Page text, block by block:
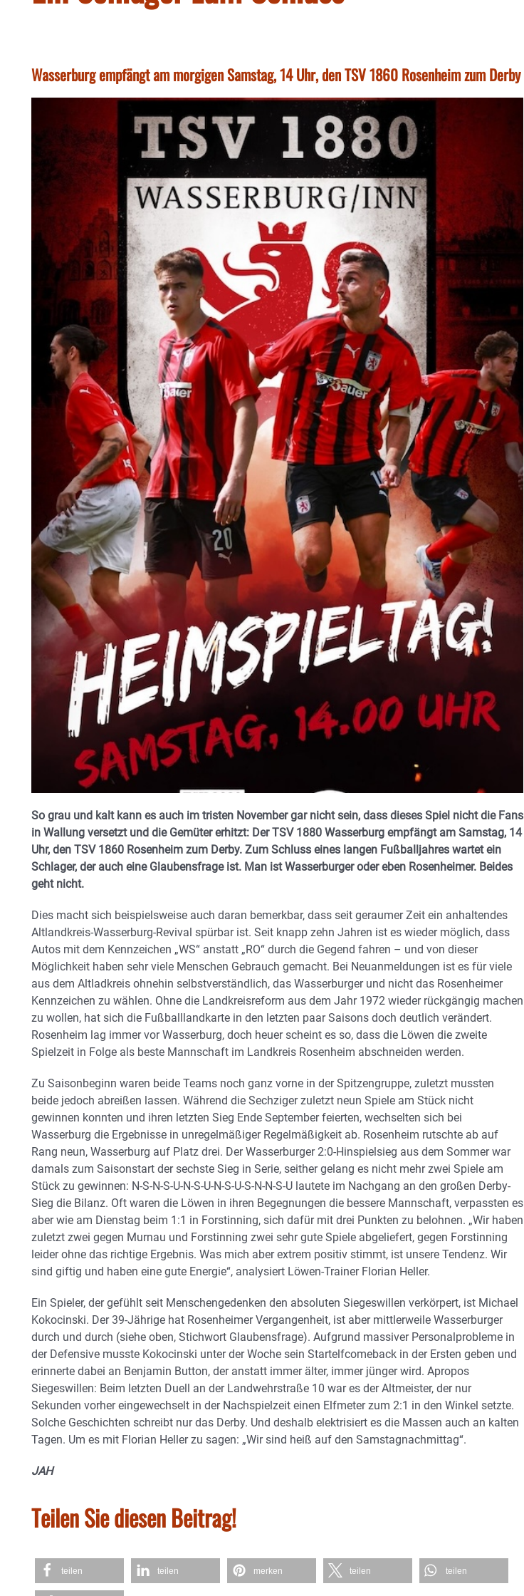
Wasserburg empfängt am morgigen Samstag, 14 Uhr, den TSV 1860 Rosenheim zum Derby
So grau und kalt kann es auch im tristen November gar nicht sein, dass dieses Spiel nicht die Fans
in Wallung versetzt und die Gemüter erhitzt: Der TSV 1880 Wasserburg empfängt am Samstag, 14
Uhr, den TSV 1860 Rosenheim zum Derby. Zum Schluss eines langen Fußballjahres wartet ein
Schlager, der auch eine Glaubensfrage ist. Man ist Wasserburger oder eben Rosenheimer. Beides
geht nicht.
Dies macht sich beispielsweise auch daran bemerkbar, dass seit geraumer Zeit ein anhaltendes
Altlandkreis-Wasserburg-Revival spürbar ist. Seit knapp zehn Jahren ist es wieder möglich, dass
Autos mit dem Kennzeichen „WS“ anstatt „RO“ durch die Gegend fahren – und von dieser
Möglichkeit haben sehr viele Menschen Gebrauch gemacht. Bei Neuanmeldungen ist es für viele
aus dem Altladkreis ohnehin selbstverständlich, das Wasserburger und nicht das Rosenheimer
Kennzeichen zu wählen. Ohne die Landkreisreform aus dem Jahr 1972 wieder rückgängig machen
zu wollen, hat sich die Fußballlandkarte in den letzten paar Saisons doch deutlich verändert.
Rosenheim lag immer vor Wasserburg, doch heuer scheint es so, dass die Löwen die zweite
Spielzeit in Folge als beste Mannschaft im Landkreis Rosenheim abschneiden werden.
Zu Saisonbeginn waren beide Teams noch ganz vorne in der Spitzengruppe, zuletzt mussten
beide jedoch abreißen lassen. Während die Sechziger zuletzt neun Spiele am Stück nicht
gewinnen konnten und ihren letzten Sieg Ende September feierten, wechselten sich bei
Wasserburg die Ergebnisse in unregelmäßiger Regelmäßigkeit ab. Rosenheim rutschte ab auf
Rang neun, Wasserburg auf Platz drei. Der Wasserburger 2:0-Hinspielsieg aus dem Sommer war
damals zum Saisonstart der sechste Sieg in Serie, seither gelang es nicht mehr zwei Spiele am
Stück zu gewinnen: N-S-N-S-U-N-S-U-N-S-U-S-N-N-S-U lautete im Nachgang an den großen Derby-
Sieg die Bilanz. Oft waren die Löwen in ihren Begegnungen die bessere Mannschaft, verpassten es
aber wie am Dienstag beim 1:1 in Forstinning, sich dafür mit drei Punkten zu belohnen. „Wir haben
zuletzt zwei gegen Murnau und Forstinning zwei sehr gute Spiele abgeliefert, gegen Forstinning
leider ohne das richtige Ergebnis. Was mich aber extrem positiv stimmt, ist unsere Tendenz. Wir
sind giftig und haben eine gute Energie“, analysiert Löwen-Trainer Florian Heller.
Ein Spieler, der gefühlt seit Menschengedenken den absoluten Siegeswillen verkörpert, ist Michael
Kokocinski. Der 39-Jährige hat Rosenheimer Vergangenheit, ist aber mittlerweile Wasserburger
durch und durch (siehe oben, Stichwort Glaubensfrage). Aufgrund massiver Personalprobleme in
der Defensive musste Kokocinski unter der Woche sein Startelfcomeback in der Ersten geben und
erinnerte dabei an Benjamin Button, der anstatt immer älter, immer jünger wird. Apropos
Siegeswillen: Beim letzten Duell an der Landwehrstraße 10 war es der Altmeister, der nur
Sekunden vorher eingewechselt in der Nachspielzeit einen Elfmeter zum 2:1 in den Winkel setzte.
Solche Geschichten schreibt nur das Derby. Und deshalb elektrisiert es die Massen auch an kalten
Tagen. Um es mit Florian Heller zu sagen: „Wir sind heiß auf den Samstagnachmittag“.
JAH
Teilen Sie diesen Beitrag!
teilen teilen merken teilen teilen